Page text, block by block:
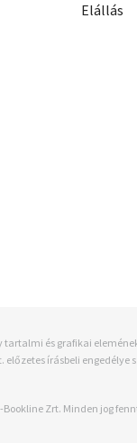
Elállás
tartalmi és grafikai
előzetes írásbeli engedélye
Bookline Zrt. Minden jog